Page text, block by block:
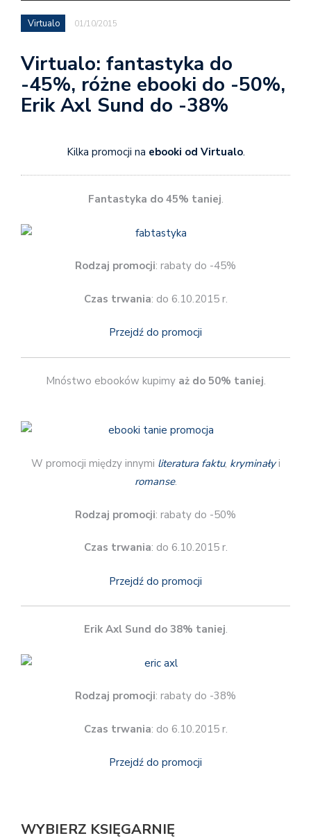
Virtualo 01/10/2015
Virtualo: fantastyka do
-45%, różne ebooki do -50%,
Erik Axl Sund do -38%
Kilka promocji na ebooki od Virtualo.
Fantastyka do 45% taniej.
Rodzaj promocji: rabaty do -45%
Czas trwania: do 6.10.2015 r.
Przejdź do promocji
Mnóstwo ebooków kupimy aż do 50% taniej.
W promocji między innymi literatura faktu, kryminałyi
romanse.
Rodzaj promocji: rabaty do -50%
Czas trwania: do 6.10.2015 r.
Przejdź do promocji
Erik Axl Sund do 38% taniej.
Rodzaj promocji: rabaty do -38%
Czas trwania: do 6.10.2015 r.
Przejdź do promocji
WYBIERZ KSIĘGARNIĘ